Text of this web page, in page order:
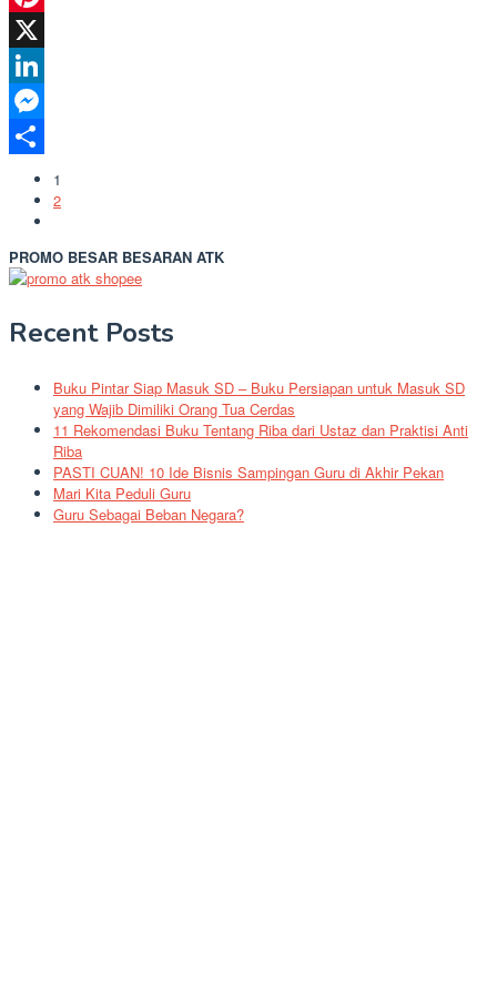
Pinterest
X
LinkedIn
Messenger
1
2
PROMO BESAR BESARAN ATK
Recent Posts
Buku Pintar Siap Masuk SD – Buku Persiapan untuk Masuk SD
yang Wajib Dimiliki Orang Tua Cerdas
11 Rekomendasi Buku Tentang Riba dari Ustaz dan Praktisi Anti
Riba
PASTI CUAN! 10 Ide Bisnis Sampingan Guru di Akhir Pekan
Mari Kita Peduli Guru
Guru Sebagai Beban Negara?